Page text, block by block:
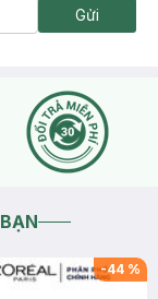
Gửi
-44 %